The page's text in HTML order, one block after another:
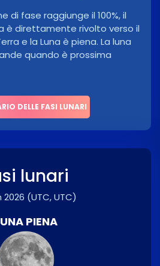
di fase raggiunge il 100%, il
è direttamente rivolto verso il
e la Luna è piena. La luna
quando è prossima
DELLE FASI LUNARI
lunari
2026 (UTC, UTC)
PIENA